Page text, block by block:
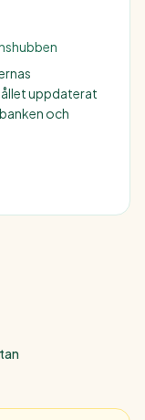
uppdaterat
och